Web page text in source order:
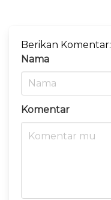
Berikan Komentar:
Nama
Komentar